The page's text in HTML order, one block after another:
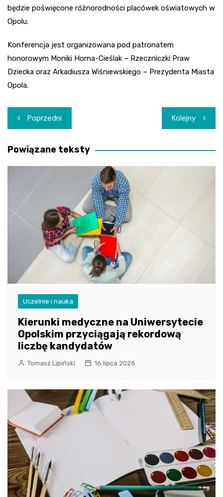
będzie poświęcone różnorodności placówek oświatowych w
Opolu.
Konferencja jest organizowana pod patronatem
honorowym Moniki Horna-Cieślak – Rzeczniczki Praw
Dziecka oraz Arkadiusza Wiśniewskiego – Prezydenta Miasta
Opola.
Nawigacja
wpisu
Poprzedni Kolejny
Powiązane teksty
Uczelnie i nauka
Kierunki medyczne na Uniwersytecie
Opolskim przyciągają rekordową
liczbę kandydatów
Tomasz Lipiński 16 lipca 2026